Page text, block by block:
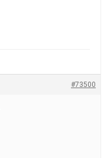
#73500